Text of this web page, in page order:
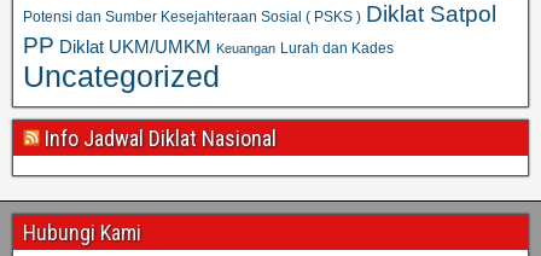
Potensi dan Sumber Kesejahteraan Sosial ( PSKS ) Diklat Satpol
PP Diklat UKM/UMKM Keuangan Lurah dan Kades
Uncategorized
Info Jadwal Diklat Nasional
Hubungi Kami